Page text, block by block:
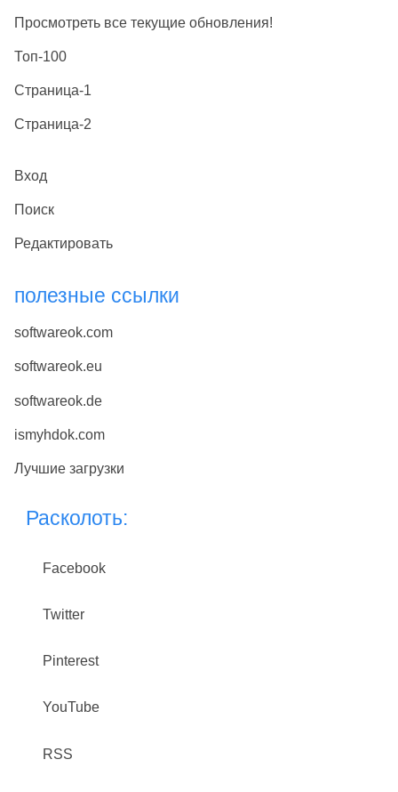
Просмотреть все текущие обновления!
Топ-100
Страница-1
Страница-2
Вход
Поиск
Редактировать
полезные ссылки
softwareok.com
softwareok.eu
softwareok.de
ismyhdok.com
Лучшие загрузки
Расколоть:
Facebook
Twitter
Pinterest
YouTube
RSS